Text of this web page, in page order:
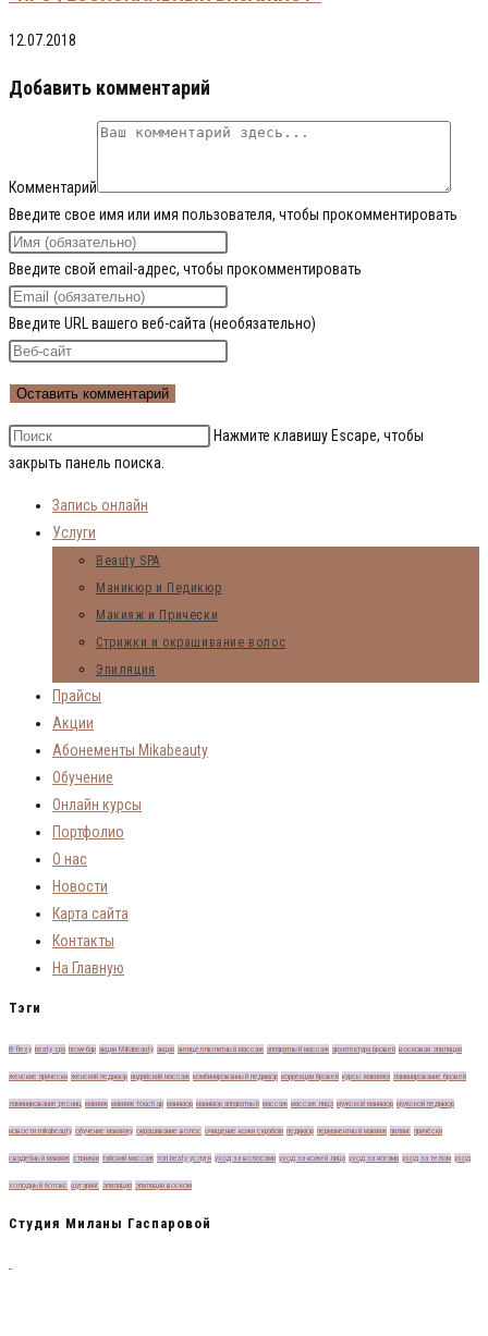
12.07.2018
Добавить комментарий
Комментарий
Введите свое имя или имя пользователя, чтобы прокомментировать
Введите свой email-адрес, чтобы прокомментировать
Введите URL вашего веб-сайта (необязательно)
Нажмите клавишу Escape, чтобы
закрыть панель поиска.
Запись онлайн
Услуги
Beauty SPA
Маникюр и Педикюр
Макияж и Прически
Стрижки и окрашивание волос
Эпиляция
Прайсы
Акции
Абонементы Mikabeauty
Обучение
Онлайн курсы
Портфолио
О нас
Новости
Карта сайта
Контакты
На Главную
Тэги
B-flexу beaty spa brow-бар акции Mikabeauty акция антицеллюлитный массаж аппаратный массаж архитектура бровей восковая эпиляция
женские прически женский педикюр индийский массаж комбинированный педикюр коррекция бровей курсы макияжа ламинирование бровей
ламинирование ресниц макияж макияж touch up маникюр маникюр аппаратный массаж массаж лица мужской маникюр мужской педикюр
новости mikabeauty обучение макияжу окрашивание волос очищение кожи скрабом педикюр перманентный макияж пилинг причёски
свадебный макияж стрижки тайский массаж топ beaty услуги уход за волосами уход за кожей лица уход за ногами уход за телом уход
холодный ботокс шугаринг эпиляция эпиляция воском
Студия Миланы Гаспаровой